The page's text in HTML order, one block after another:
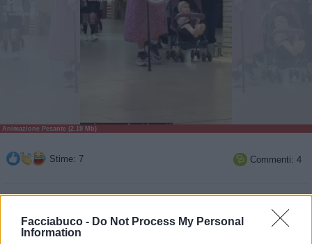
Facciabuco - Do Not Process My Personal
Information
Animazione Pesante (2.19 Mb)
Stime: 7  Commenti: 4
Link